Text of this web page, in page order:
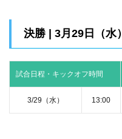
決勝 | 3月29日（水）
試合日程・キックオフ時間
3/29（水） 13:00